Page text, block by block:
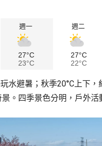
週一
27°C
23°C
週二
27°C
22°C
水避暑；秋季20°C上下，
。四季景色分明，戶外活